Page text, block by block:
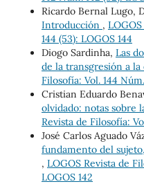
Ricardo Bernal Lugo,
Introducción ,
144 (53): LOGOS 144
Diogo Sardinha, Las
de la transgresión a la
Filosofía: Vol. 144
Cristian Eduardo
olvidado: notas sobre
Revista de Filosofía:
José Carlos Aguado
fundamento del
, LOGOS Revista de
LOGOS 142